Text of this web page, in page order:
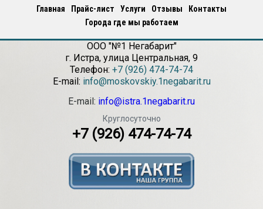
Главная Прайс-лист Услуги Отзывы
Контакты
Города где мы работаем
ООО "№1 Негабарит"
г. Истра, улица Центральная, 9
Телефон: +7 (926) 474-74-74
E-mail: info@moskovskiy.1negabarit.ru
E-mail: info@istra.1negabarit.ru
Круглосуточно
+7 (926) 474-74-74